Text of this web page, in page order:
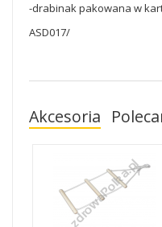
-drabinak pakowana w
ASD017/
Akcesoria